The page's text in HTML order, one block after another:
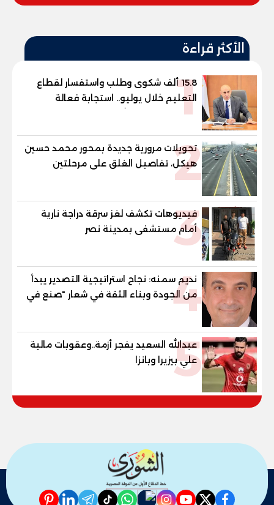
الأكثر قراءة
115.8 ألف شكوى وطلب واستفسار لقطاع
التعليم خلال يوليو.. استجابة فعالة
لشكاوى الطلاب وأولياء الأمور
2
تحويلات مرورية جديدة بمحور محمد حسين
هيكل، تفاصيل الغلق على مرحلتين
3
فيديوهات تكشف لغز سرقة دراجة نارية
أمام مستشفى بمدينة نصر
4
نديم سمنه: نجاح استراتيجية التصدير يبدأ
من الجودة وبناء الثقة في شعار "صنع في
مصر"
5
عبدالله السعيد يفجر أزمة..وعقوبات مالية
علي بيزيرا وبانزا